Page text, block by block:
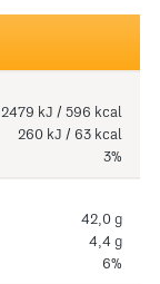
2479 kJ / 596 kcal
260 kJ / 63 kcal
3%
42,0 g
4,4 g
6%